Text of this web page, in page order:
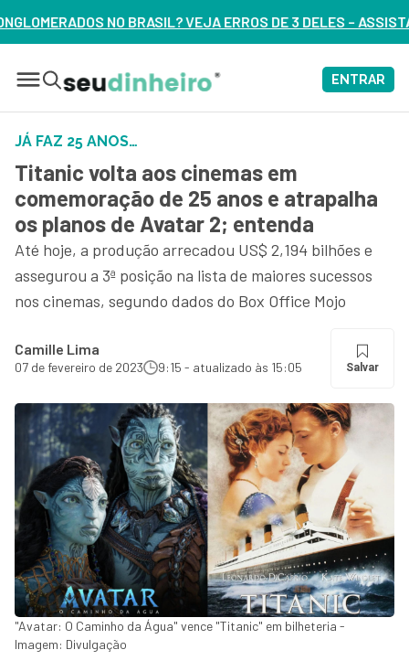
VEJA ERROS DE 3 DELES – ASSISTA AGORA
ENTRAR
JÁ FAZ 25 ANOS…
Titanic volta aos cinemas em
comemoração de 25 anos e atrapalha
os planos de Avatar 2; entenda
Até hoje, a produção arrecadou US$ 2,194 bilhões e
assegurou a 3ª posição na lista de maiores sucessos
nos cinemas, segundo dados do Box Office Mojo
Camille Lima
07 de fevereiro de 2023 9:15 - atualizado às 15:05 Salvar
"Avatar: O Caminho da Água" vence "Titanic" em bilheteria -
Imagem: Divulgação